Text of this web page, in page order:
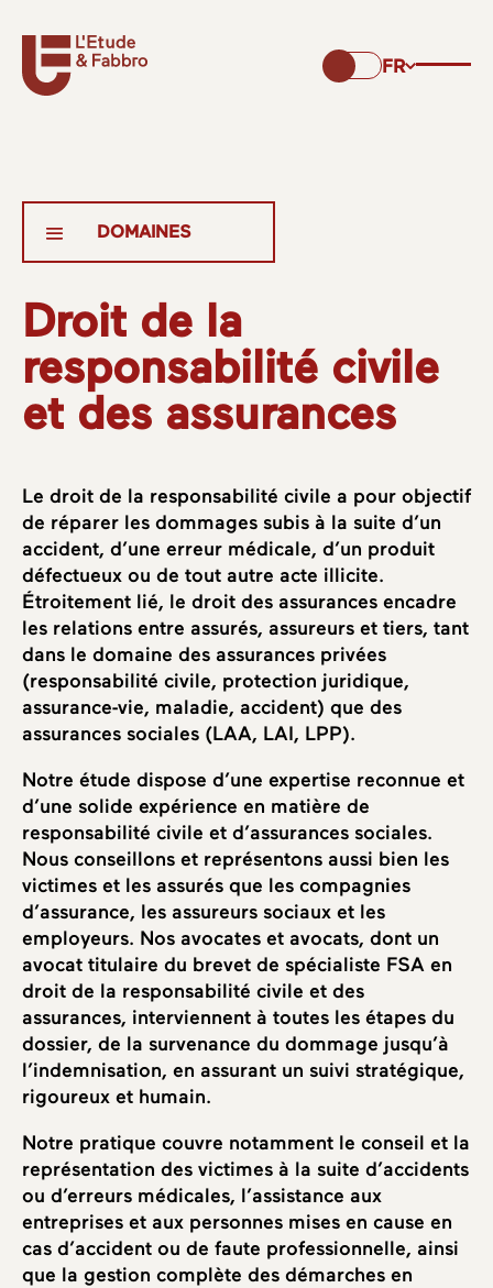
FR
Droit de la
responsabilité civile
et des assurances
Le droit de la responsabilité civile a pour objectif
de réparer les dommages subis à la suite d’un
accident, d’une erreur médicale, d’un produit
défectueux ou de tout autre acte illicite.
Étroitement lié, le droit des assurances encadre
les relations entre assurés, assureurs et tiers, tant
dans le domaine des assurances privées
(responsabilité civile, protection juridique,
assurance-vie, maladie, accident) que des
assurances sociales (LAA, LAI, LPP).
Notre étude dispose d’une expertise reconnue et
d’une solide expérience en matière de
responsabilité civile et d’assurances sociales.
Nous conseillons et représentons aussi bien les
victimes et les assurés que les compagnies
d’assurance, les assureurs sociaux et les
employeurs. Nos avocates et avocats, dont un
avocat titulaire du brevet de spécialiste FSA en
droit de la responsabilité civile et des
assurances, interviennent à toutes les étapes du
dossier, de la survenance du dommage jusqu’à
l’indemnisation, en assurant un suivi stratégique,
rigoureux et humain.
Notre pratique couvre notamment le conseil et la
représentation des victimes à la suite d’accidents
ou d’erreurs médicales, l’assistance aux
entreprises et aux personnes mises en cause en
cas d’accident ou de faute professionnelle, ainsi
que la gestion complète des démarches en